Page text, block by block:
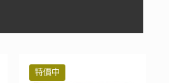
特價中